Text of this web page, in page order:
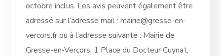
octobre inclus. Les avis peuvent également être
adressé sur l’adresse mail : mairie@gresse-en-
vercors.fr ou à l’adresse suivante : Mairie de
Gresse-en-Vercors, 1 Place du Docteur Cuynat,